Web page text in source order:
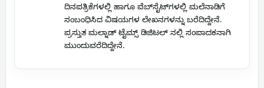
ದಿನಪತ್ರಿಕೆಗಳಲ್ಲಿ ಹಾಗೂ ವೆಬ್‌ಸೈಟ್‌ಗಳಲ್ಲಿ ಮಲೆನಾಡಿಗೆ
ಸಂಬಂಧಿಸಿದ ವಿಷಯಗಳ ಲೇಖನಗಳನ್ನು ಬರೆದಿದ್ದೇನೆ.
ಪ್ರಸ್ತುತ ಮಲ್ನಾಡ್ ಟೈಮ್ಸ್ ಡಿಜಿಟಲ್ ನಲ್ಲಿ ಸಂಪಾದಕನಾಗಿ
ಮುಂದುವರೆದಿದ್ದೇನೆ.